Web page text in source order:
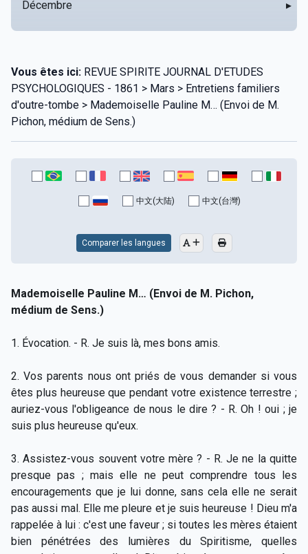
Décembre ▸
Vous êtes ici: REVUE SPIRITE JOURNAL D'ETUDES
PSYCHOLOGIQUES - 1861 > Mars > Entretiens familiers
d'outre-tombe > Mademoiselle Pauline M… (Envoi de M.
Pichon, médium de Sens.)
中文(大陆) 中文(台灣)
Comparer les langues
Mademoiselle Pauline M… (Envoi de M. Pichon,
médium de Sens.)
1. Évocation. - R. Je suis là, mes bons amis.
2. Vos parents nous ont priés de vous demander si vous
êtes plus heureuse que pendant votre existence terrestre ;
auriez-vous l'obligeance de nous le dire ? - R. Oh ! oui ; je
suis plus heureuse qu'eux.
3. Assistez-vous souvent votre mère ? - R. Je ne la quitte
presque pas ; mais elle ne peut comprendre tous les
encouragements que je lui donne, sans cela elle ne serait
pas aussi mal. Elle me pleure et je suis heureuse ! Dieu m'a
rappelée à lui : c'est une faveur ; si toutes les mères étaient
bien pénétrées des lumières du Spiritisme, quelles